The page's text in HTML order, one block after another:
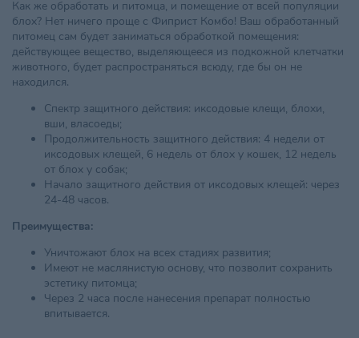
Как же обработать и питомца, и помещение от всей популяции
блох? Нет ничего проще с Фиприст Комбо! Ваш обработанный
питомец сам будет заниматься обработкой помещения:
действующее вещество, выделяющееся из подкожной клетчатки
животного, будет распространяться всюду, где бы он не
находился.
Спектр защитного действия: иксодовые клещи, блохи,
вши, власоеды;
Продолжительность защитного действия: 4 недели от
иксодовых клещей, 6 недель от блох у кошек, 12 недель
от блох у собак;
Начало защитного действия от иксодовых клещей: через
24-48 часов.
Преимущества:
Уничтожают блох на всех стадиях развития;
Имеют не маслянистую основу, что позволит сохранить
эстетику питомца;
Через 2 часа после нанесения препарат полностью
впитывается.